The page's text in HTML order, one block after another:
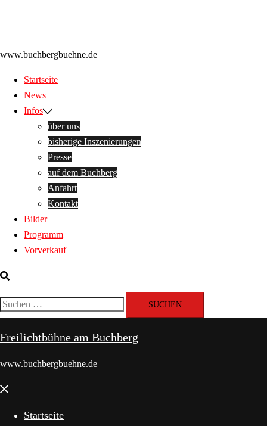
www.buchbergbuehne.de
Startseite
News
Infos
über uns
bisherige Inszenierungen
Presse
auf dem Buchberg
Anfahrt
Kontakt
Bilder
Programm
Vorverkauf
Suche
Suchen
nach:
Freilichtbühne am Buchberg
www.buchbergbuehne.de
Menü
Startseite